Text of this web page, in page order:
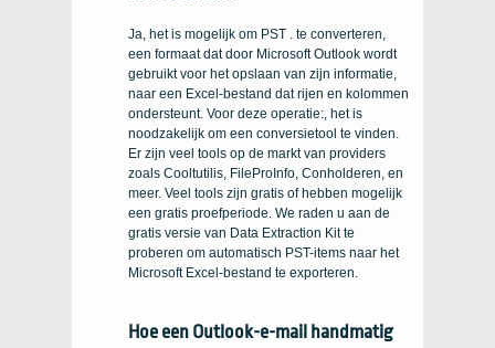
Ja, het is mogelijk om PST . te converteren,
een formaat dat door Microsoft Outlook wordt
gebruikt voor het opslaan van zijn informatie,
naar een Excel-bestand dat rijen en kolommen
ondersteunt. Voor deze operatie:, het is
noodzakelijk om een ​​conversietool te vinden.
Er zijn veel tools op de markt van providers
zoals Cooltutilis, FileProInfo, Conholderen, en
meer. Veel tools zijn gratis of hebben mogelijk
een gratis proefperiode. We raden u aan de
gratis versie van Data Extraction Kit te
proberen om automatisch PST-items naar het
Microsoft Excel-bestand te exporteren.
Hoe een Outlook-e-mail handmatig